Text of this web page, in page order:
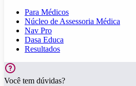
Para Médicos
Núcleo de Assessoria Médica
Nav Pro
Dasa Educa
Resultados
Você tem dúvidas?